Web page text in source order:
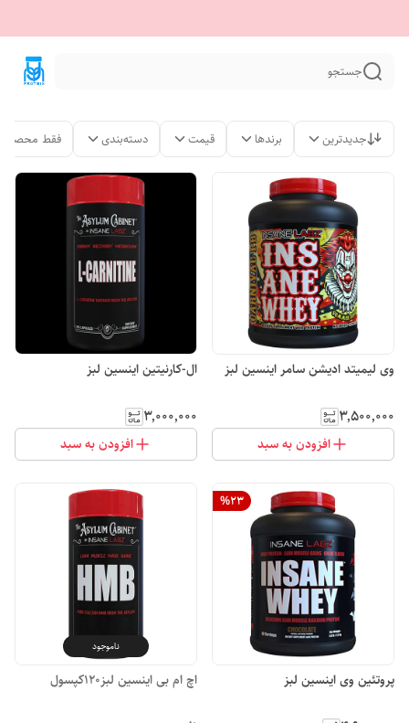
جستجو
جدیدترین برندها قیمت دسته‌بندی فقط
وی لیمیتد ادیشن سامر اینسین لبز
۳٬۵۰۰٬۰۰۰
افزودن به سبد
ال-کارنیتین اینسین لبز
۳٬۰۰۰٬۰۰۰
افزودن به سبد
%23
پروتئین وی اینسین لبز
ناموجود
اچ ام بی اینسین لبز120کپسول